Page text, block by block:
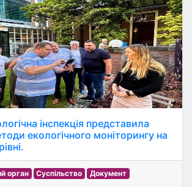
інспекція представила
екологічного моніторингу на
орган Суспільство Документ